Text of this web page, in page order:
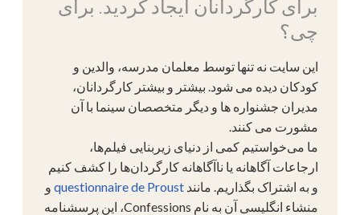
برای کارگردانان ایجاد کردید. برای
چی؟
این سایت نه تنها توسط معلمان مدرسه، والدین و
کودکان دیده می شود. بیشتر و بیشتر کارگردانان،
مدیران جشنواره ها و دیگر متخصصان سینما با آن
مشورت می کنند.
ما می‌خواستیم کمی از دنیای زیربنایی فیلم‌ها،
ارجاعات آگاهانه یا ناآگاهانه کارگردان‌ها را کشف کنیم
و به اشتراک بگذاریم. مانند questionnaire de Proust و
منشاء انگلیسی آن به نام Confessions، این پرسشنامه